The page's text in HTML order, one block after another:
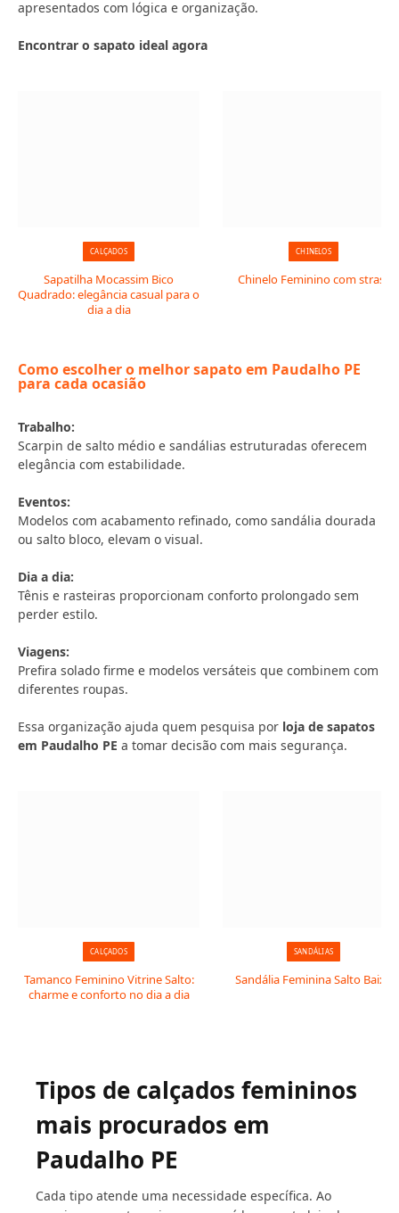
apresentados com lógica e organização.
Encontrar o sapato ideal agora
CALÇADOS
Sapatilha Mocassim Bico
Quadrado: elegância casual para o
dia a dia
CHINELOS
Chinelo Feminino com strass
Como escolher o melhor sapato em Paudalho PE
para cada ocasião
Trabalho:
Scarpin de salto médio e sandálias estruturadas oferecem
elegância com estabilidade.
Eventos:
Modelos com acabamento refinado, como sandália dourada
ou salto bloco, elevam o visual.
Dia a dia:
Tênis e rasteiras proporcionam conforto prolongado sem
perder estilo.
Viagens:
Prefira solado firme e modelos versáteis que combinem com
diferentes roupas.
Essa organização ajuda quem pesquisa por loja de sapatos
em Paudalho PE a tomar decisão com mais segurança.
CALÇADOS
Tamanco Feminino Vitrine Salto:
charme e conforto no dia a dia
SANDÁLIAS
Sandália Feminina Salto Baixo
Tipos de calçados femininos
mais procurados em
Paudalho PE
Cada tipo atende uma necessidade específica. Ao